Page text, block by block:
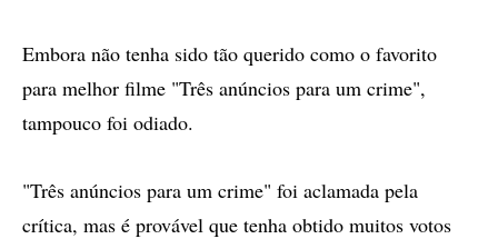
Embora não tenha sido tão querido como o favorito
para melhor filme "Três anúncios para um crime",
tampouco foi odiado.
"Três anúncios para um crime" foi aclamada pela
crítica, mas é provável que tenha obtido muitos votos